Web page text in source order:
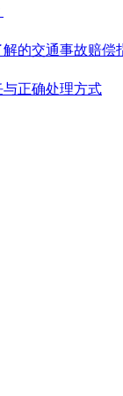
的交通事故赔偿
正确处理方式